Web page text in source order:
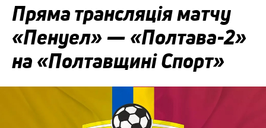
Пряма трансляція матчу
«Пенуел» — «Полтава-2»
на «Полтавщині Спорт»